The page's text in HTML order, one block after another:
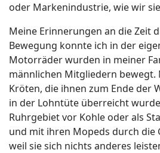
oder Markenindustrie, wie wir
Meine Erinnerungen an die Zeit
Bewegung konnte ich in der
Motorräder wurden in meiner
männlichen Mitgliedern bewegt.
Kröten, die ihnen zum Ende der
in der Lohntüte überreicht
Ruhrgebiet vor Kohle oder als
und mit ihren Mopeds durch die
weil sie sich nichts anderes